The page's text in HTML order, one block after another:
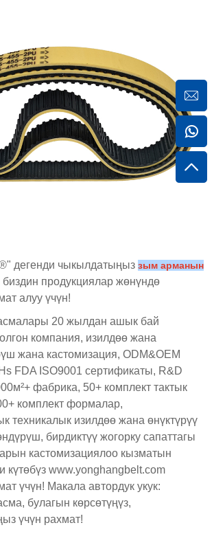
дегенди чыкылдатыңыз зым арманын
биздин продукциялар жөнүндө
алуу үчүн!
20 жылдан ашык бай
компания, изилдөө жана
жана кастомизация, ODM&OEM
FDA ISO9001 сертификаты, R&D
фабрика, 50+ комплект тактык
комплект формалар,
техникалык изилдөө жана өнүктүрүү
бирдиктүү жогорку сапаттагы
кастомизациялоо кызматын
күтөбүз www.yonghangbelt.com
үчүн! Макала автордук укук:
булагын көрсөтүңүз,
үчүн рахмат!